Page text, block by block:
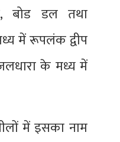
बोड डल तथा
में रूपलंक द्वीप
के मध्य में
में इसका नाम